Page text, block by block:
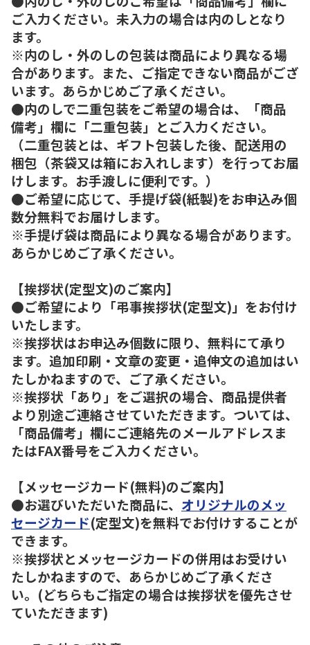
ご入力ください。未入力の場合は内のしとなり
ます。
※内のし・外のしの包装は商品により異なる場
合があります。また、ご指定できない商品がござ
います。あらかじめご了承ください。
●内のしで二重包装をご希望の場合は、「商品
備考」欄に「二重包装」とご入力ください。
（二重包装とは、ギフト包装した後、配送用の
梱包（茶袋又は箱にお入れします）を行ってお届
けします。お手渡しに便利です。）
●ご希望に応じて、手提げ袋(紙製)をお申込み個
数分無料でお届けします。
※手提げ袋は商品により異なる場合があります。
あらかじめご了承ください。
【挨拶状(定型文)のご案内】
●ご希望により「弔事挨拶状(定型文)」をお付け
いたします。
※挨拶状はお申込み個数に限り、無料にて承り
ます。追加印刷・文章の変更・追伸文の追加はい
たしかねますので、ご了承ください。
※挨拶状「あり」をご選択の場合、商品提供者
より別途ご連絡させていただきます。ついては、
「商品備考」欄にご連絡先のメールアドレスま
たはFAX番号をご入力ください。
【メッセージカード(無料)のご案内】
●お選びいただいた商品に、 オリジナルのメッ
セージカード(定型文)を無料でお付けすることが
できます。
※挨拶状とメッセージカードの併用はお受けい
たしかねますので、あらかじめご了承くださ
い。(どちらもご指定の場合は挨拶状を優先させ
ていただきます)